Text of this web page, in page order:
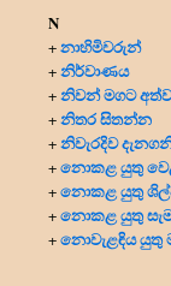
N
+නාහිමිවරුන්
+නිර්වාණය
+නිවන් මගට
+නිතර සිතන්න
+නිවැරදිව
+නොකළ යුතු
+නොකළ යුතු
+නොකළ යුතු
+නොවැළඳිය යුතු